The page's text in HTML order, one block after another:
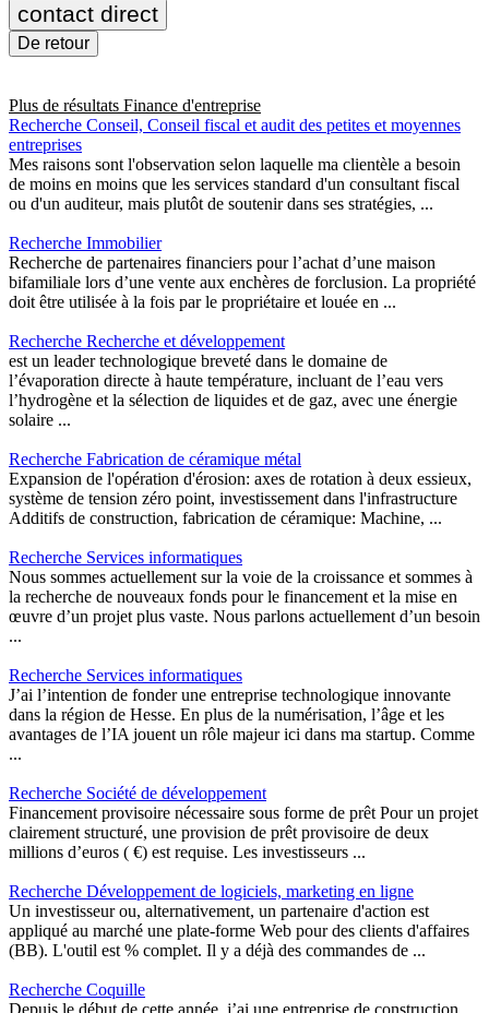
contact direct
De retour
Plus de résultats Finance d'entreprise
Recherche Conseil, Conseil fiscal et audit des petites et moyennes
entreprises
Mes raisons sont l'observation selon laquelle ma clientèle a besoin
de moins en moins que les services standard d'un consultant fiscal
ou d'un auditeur, mais plutôt de soutenir dans ses stratégies, ...
Recherche Immobilier
Recherche de partenaires financiers pour l’achat d’une maison
bifamiliale lors d’une vente aux enchères de forclusion. La propriété
doit être utilisée à la fois par le propriétaire et louée en ...
Recherche Recherche et développement
est un leader technologique breveté dans le domaine de
l’évaporation directe à haute température, incluant de l’eau vers
l’hydrogène et la sélection de liquides et de gaz, avec une énergie
solaire ...
Recherche Fabrication de céramique métal
Expansion de l'opération d'érosion: axes de rotation à deux essieux,
système de tension zéro point, investissement dans l'infrastructure
Additifs de construction, fabrication de céramique: Machine, ...
Recherche Services informatiques
Nous sommes actuellement sur la voie de la croissance et sommes à
la recherche de nouveaux fonds pour le financement et la mise en
œuvre d’un projet plus vaste. Nous parlons actuellement d’un besoin
...
Recherche Services informatiques
J’ai l’intention de fonder une entreprise technologique innovante
dans la région de Hesse. En plus de la numérisation, l’âge et les
avantages de l’IA jouent un rôle majeur ici dans ma startup. Comme
...
Recherche Société de développement
Financement provisoire nécessaire sous forme de prêt Pour un projet
clairement structuré, une provision de prêt provisoire de deux
millions d’euros ( €) est requise. Les investisseurs ...
Recherche Développement de logiciels, marketing en ligne
Un investisseur ou, alternativement, un partenaire d'action est
appliqué au marché une plate-forme Web pour des clients d'affaires
(BB). L'outil est % complet. Il y a déjà des commandes de ...
Recherche Coquille
Depuis le début de cette année, j’ai une entreprise de construction